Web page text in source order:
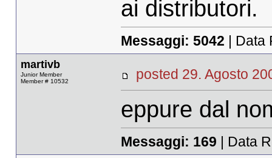
ai distributori.
Messaggi: 5042 | Data
martivb
Junior Member
Member # 10532
posted 29. Agosto
eppure dal
Messaggi: 169 | Data